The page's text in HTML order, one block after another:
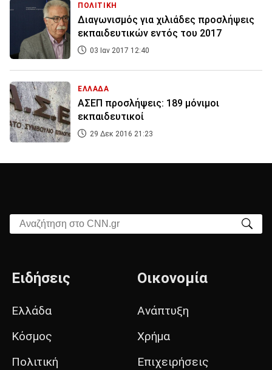
ΠΟΛΙΤΙΚΗ
Διαγωνισμός για χιλιάδες προσλήψεις
εκπαιδευτικών εντός του 2017
03 Ιαν 2017 12:40
ΕΛΛΑΔΑ
ΑΣΕΠ προσλήψεις: 189 μόνιμοι
εκπαιδευτικοί
29 Δεκ 2016 21:23
Αναζήτηση στο CNN.gr
Ειδήσεις
Ελλάδα
Κόσμος
Πολιτική
Οικονομία
Ανάπτυξη
Χρήμα
Επιχειρήσεις